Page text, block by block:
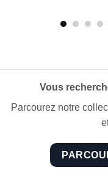
Vous
Parcourez notre